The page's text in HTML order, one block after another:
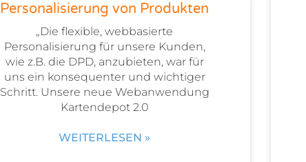
Personalisierung von Produkten
„Die flexible, webbasierte
Personalisierung für unsere Kunden,
wie z.B. die DPD, anzubieten, war für
uns ein konsequenter und wichtiger
Schritt. Unsere neue Webanwendung
Kartendepot 2.0
WEITERLESEN »